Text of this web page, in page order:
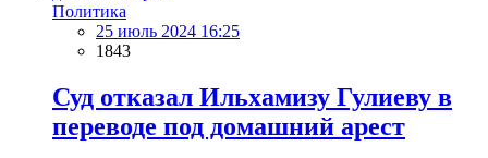
Политика
25 июль 2024 16:25
1843
Суд отказал Ильхамизу Гулиеву в
переводе под домашний арест